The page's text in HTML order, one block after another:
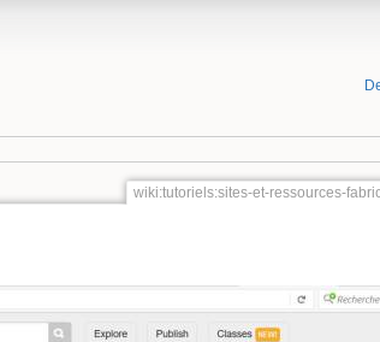
wiki:tutoriels:sites-et-ressources-